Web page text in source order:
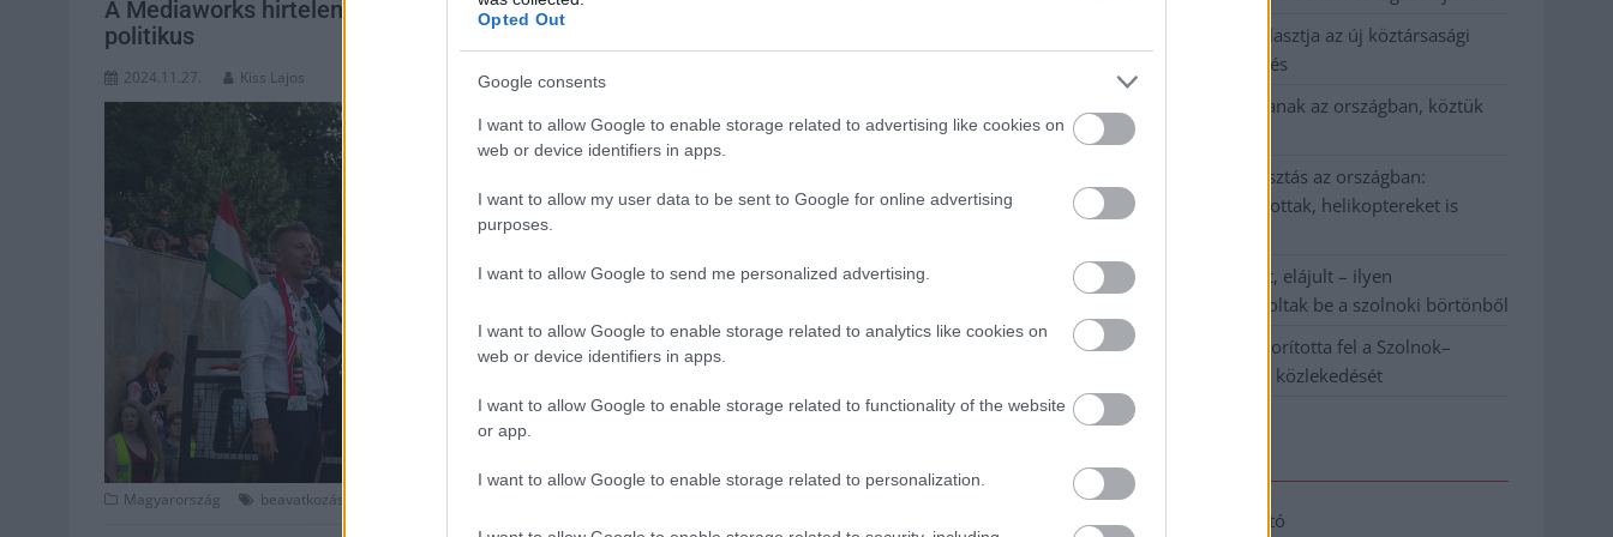
Opted Out
Google consents
I want to allow Google to enable storage related to advertising like cookies on
web or device identifiers in apps.
I want to allow my user data to be sent to Google for online advertising
purposes.
I want to allow Google to send me personalized advertising.
I want to allow Google to enable storage related to analytics like cookies on
web or device identifiers in apps.
I want to allow Google to enable storage related to functionality of the website
or app.
I want to allow Google to enable storage related to personalization.
A Mediaworks hirtelen leállította a Magyar Péterről szóló szavazását, mert túl jól állt a
politikus
2024.11.27. Kiss Lajos
Természetesen erre is jött magyarázat, a
médiacég azt állítja, hogy mesterséges
visszajelzés.
Magyarország beavatkozás
Napokon belül megválasztja az új köztársasági
elnököt az Országgyűlés
Kiterjedt tüzek pusztítanak az országban, köztük
Karcagon
Harmadfokú hőségriasztás az országban:
Szolnokon klímát javítottak, helikoptereket is
A zárkában rosszul lett, elájult – ilyen
körülményekről számoltak be a szolnoki börtönből
Váratlan fennakadás borította fel a Szolnok–
Kecskemét vasútvonal közlekedését
Adatkezelési tájékoztató